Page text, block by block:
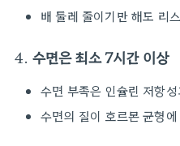
배 둘레 줄이기만 해도 리
4. 수면은 최소 7시간 이상
수면 부족은 인슐린 저항
수면의 질이 호르몬 균형에